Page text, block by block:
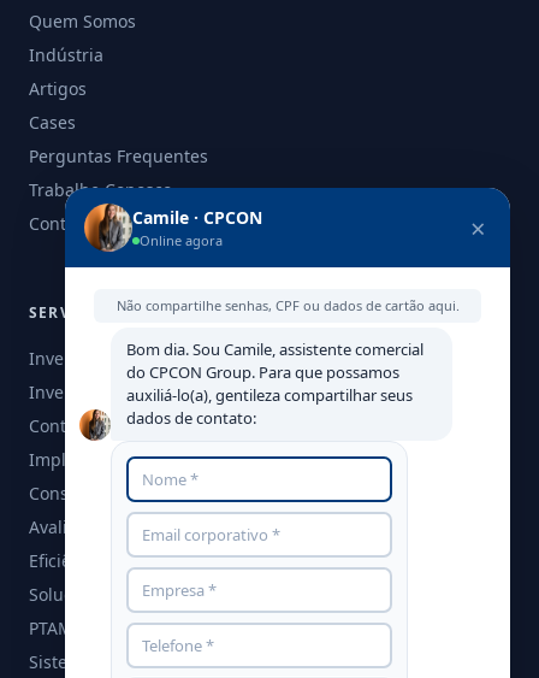
Quem Somos
Indústria
Artigos
Cases
Perguntas Frequentes
Trabalhe Conosco
Contato
SERVIÇOS
Inventário Patrimonial
Inventário de Ativos Fixos
Controle de Estoques
Implantação RFID & IoT
Consultoria Patrimonial
Avaliações de Ativos
Eficiência Energética
Soluções para PMEs
PTAM - Laudo de Avaliação
Sistemas, Softwares e Ferramentas
Camile · CPCON
Online agora ×
Não compartilhe senhas, CPF ou dados de cartão aqui.
Bom dia. Sou Camile, assistente comercial
do CPCON Group. Para que possamos
auxiliá-lo(a), gentileza compartilhar seus
dados de contato: